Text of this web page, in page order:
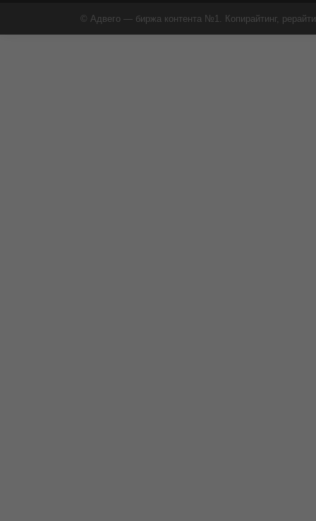
© Адвего — биржа контента №1. Копирайтинг,